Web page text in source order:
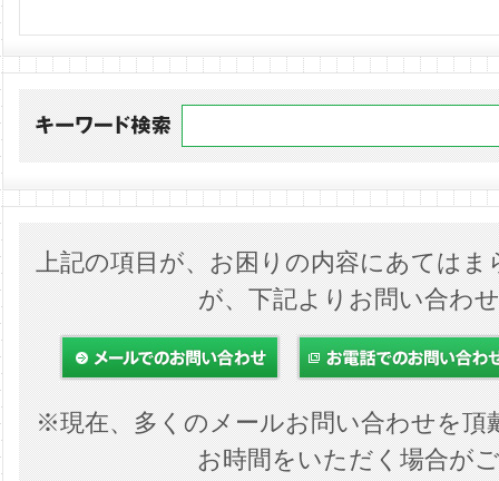
上記の項目が、お困りの内容にあては
が、下記よりお問い合わ
※現在、多くのメールお問い合わせを頂
お時間をいただく場合が